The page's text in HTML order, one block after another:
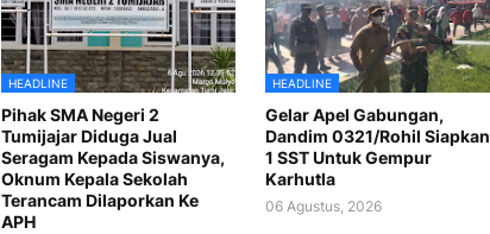
HEADLINE
Pihak SMA Negeri 2
Tumijajar Diduga Jual
Seragam Kepada Siswanya,
Oknum Kepala Sekolah
Terancam Dilaporkan Ke
APH
HEADLINE
Gelar Apel Gabungan,
Dandim 0321/Rohil Siapkan
1 SST Untuk Gempur
Karhutla
06 Agustus, 2026